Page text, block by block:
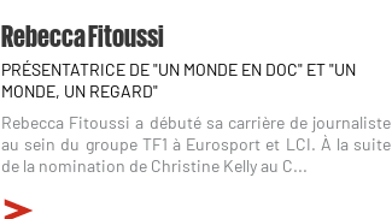
Rebecca Fitoussi
PRÉSENTATRICE DE "UN MONDE EN DOC" ET "UN
MONDE, UN REGARD"
Rebecca Fitoussi a débuté sa carrière de journaliste
au sein du groupe TF1 à Eurosport et LCI. À la suite
de la nomination de Christine Kelly au C...